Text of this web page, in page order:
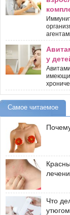
у
Самое читаемое
Что